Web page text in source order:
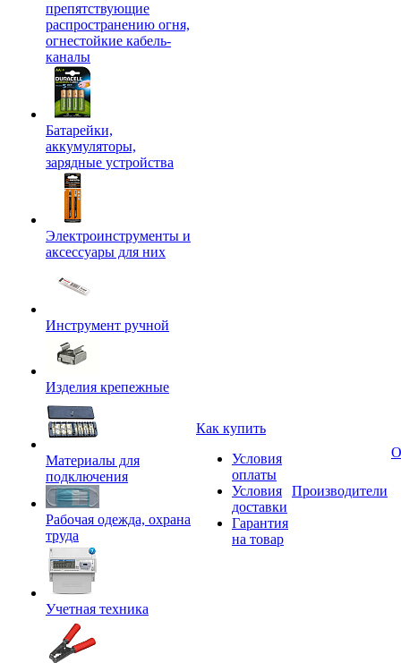
препятствующие
распространению огня,
огнестойкие кабель-
каналы
Батарейки,
аккумуляторы,
зарядные устройства
Электроинструменты и
аксессуары для них
Инструмент ручной
Изделия крепежные
Материалы для
подключения
Рабочая одежда, охрана
труда
Учетная техника
Как купить
Условия
оплаты
Условия
доставки
Гарантия
на товар
Производители